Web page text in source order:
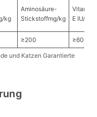
kg
Aminosäure-
Stickstoffmg/kg
Vitamin
E IU/kg
≥200 ≥600
und Katzen Garantierte